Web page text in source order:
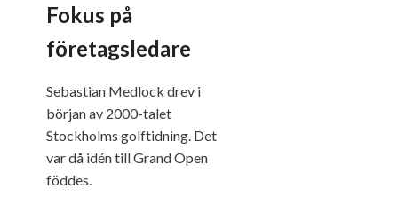
Fokus på
företagsledare
Sebastian Medlock drev i
början av 2000-talet
Stockholms golftidning. Det
var då idén till Grand Open
föddes.